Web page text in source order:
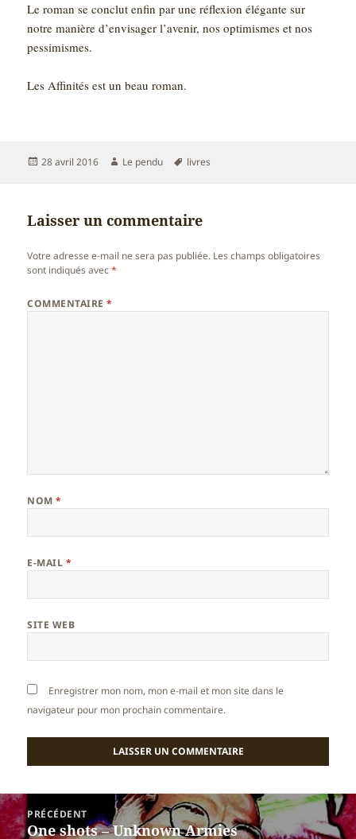
Le roman se conclut enfin par une réflexion élégante sur
notre manière d’envisager l’avenir, nos optimismes et nos
pessimismes.
Les Affinités est un beau roman.
Publié
28 avril 2016 Auteur
Le pendu
Mots-
livres
Laisser un commentaire
Votre adresse e-mail ne sera pas publiée. Les champs obligatoires
sont indiqués avec*
COMMENTAIRE*
NOM*
E-MAIL *
SITE WEB
Enregistrer mon nom, mon e-mail et mon site dans le
navigateur pour mon prochain commentaire.
Navigation
de
PRÉCÉDENT
Article
One shots – Unknown Armies